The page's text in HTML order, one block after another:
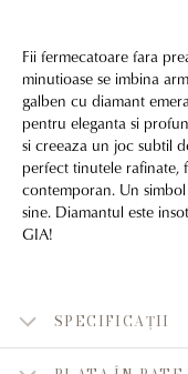
Fii fermecatoare fara
minutioase se imbina
galben cu diamant
pentru eleganta si
si creeaza un joc subtil
perfect tinutele rafinate,
contemporan. Un
sine. Diamantul este
GIA!
SPECIFICAȚII